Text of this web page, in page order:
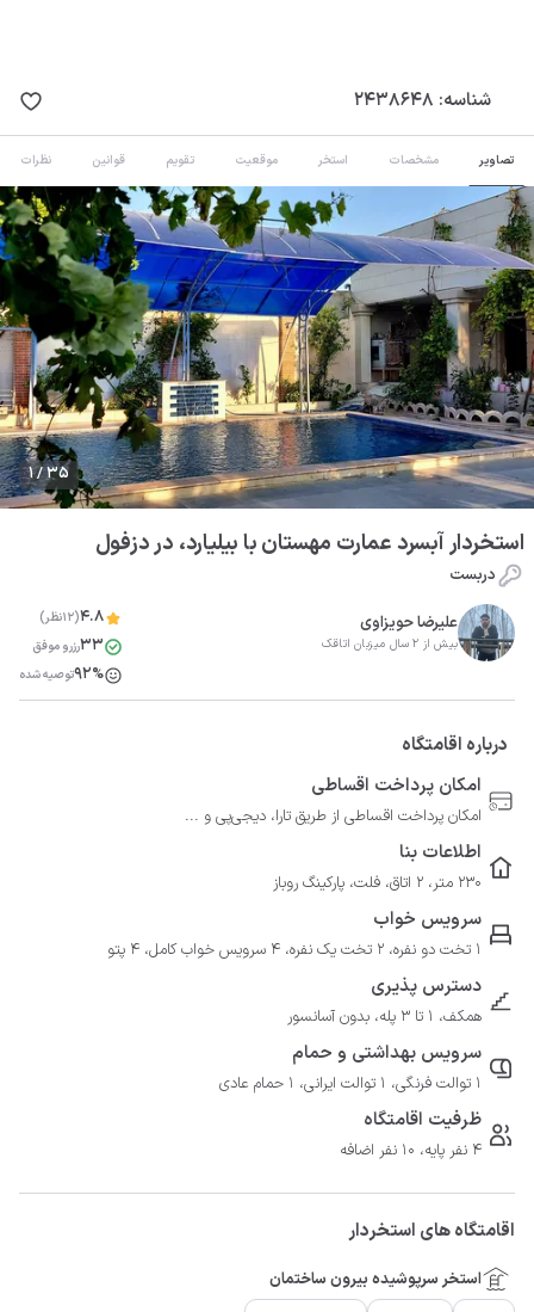
شناسه: 2438648
تصاویر مشخصات استخر موقعیت تقویم قوانین نظرات
1 / 35
استخردار آبسرد عمارت مهستان با بیلیارد، در دزفول
دربست
علیرضا حویزاوی
بیش از 2 سال میزبان اتاقک
4.8(12نظر)
33رزرو موفق
92%توصیه شده
درباره اقامتگاه
امکان پرداخت اقساطی
امکان پرداخت اقساطی از طریق تارا، دیجی‌پی و ...
اطلاعات بنا
230 متر، 2 اتاق، فلت، پارکینگ روباز
سرویس خواب
1 تخت دو نفره، 2 تخت یک نفره، 4 سرویس خواب کامل، 4 پتو
دسترس پذیری
همکف، 1 تا 3 پله، بدون آسانسور
سرویس بهداشتی و حمام
1 توالت فرنگی، 1 توالت ایرانی، 1 حمام عادی
ظرفیت اقامتگاه
4 نفر پایه، 10 نفر اضافه
اقامتگاه های استخردار
استخر سرپوشیده بیرون ساختمان